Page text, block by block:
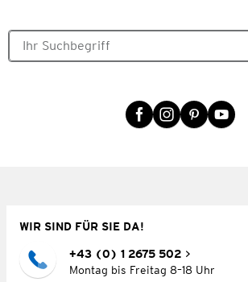
WIR SIND FÜR SIE DA!
+43 (0) 1 2675 502
Montag bis Freitag 8–18 Uhr